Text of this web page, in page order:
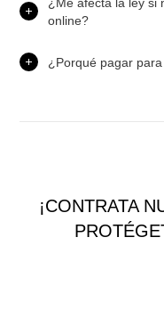
online?
¿Porqué pagar
¡CONTRATA